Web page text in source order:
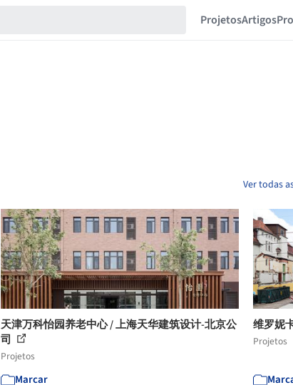
ProjetosArtigos
Ver todas
天津万科怡园养老中心 / 上海天华建筑设计-北京公
司
Projetos
Marcar
维罗妮
Projetos